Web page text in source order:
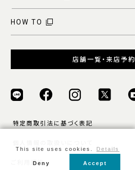
HOW TO
店舗一覧・来店予約
特定商取引法に基づく表記
ご利用規約
This site uses cookies. Details
Deny Accept